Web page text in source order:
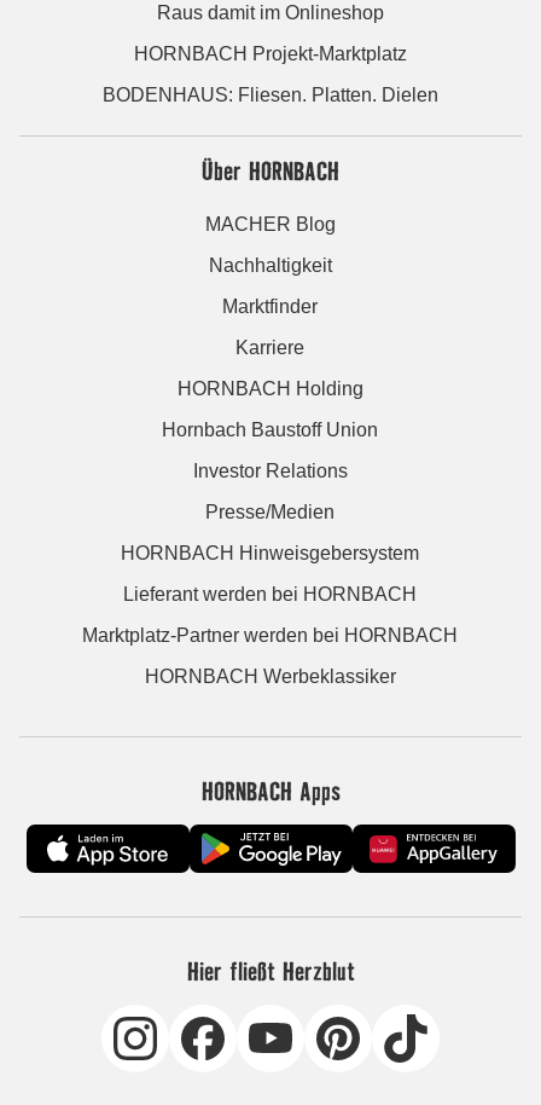
Raus damit im Onlineshop
HORNBACH Projekt-Marktplatz
BODENHAUS: Fliesen. Platten. Dielen
Über HORNBACH
MACHER Blog
Nachhaltigkeit
Marktfinder
Karriere
HORNBACH Holding
Hornbach Baustoff Union
Investor Relations
Presse/Medien
HORNBACH Hinweisgebersystem
Lieferant werden bei HORNBACH
Marktplatz-Partner werden bei HORNBACH
HORNBACH Werbeklassiker
HORNBACH Apps
Hier fließt Herzblut